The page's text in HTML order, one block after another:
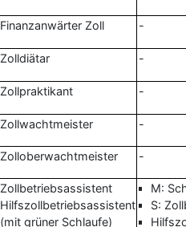
Finanzanwärter Zoll -
Zolldiätar -
Zollpraktikant -
Zollwachtmeister -
Zolloberwachtmeister -
Zollbetriebsassistent
Hilfszollbetriebsassistent
(mit grüner Schlaufe)
M:
S: